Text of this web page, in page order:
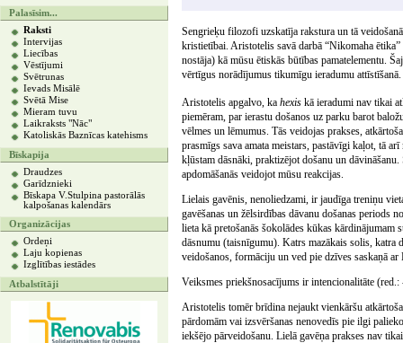
Palasīsim...
Raksti
Intervijas
Liecības
Vēstījumi
Svētrunas
Ievads Misālē
Svētā Mise
Mieram tuvu
Laikraksts "Nāc"
Katoliskās Baznīcas katehisms
Bīskapija
Draudzes
Garīdznieki
Bīskapa V.Stulpina pastorālās
kalpošanas kalendārs
Organizācijas
Ordeņi
Laju kopienas
Izglītības iestādes
Atbalstītāji
Sengrieķu filozofi uzskatīja rakstura un tā
kristietībai. Aristotelis savā darbā “Nikomaha
nostāja) kā mūsu ētiskās būtības pamatelementu.
vērtīgus norādījumus tikumīgu ieradumu attīstīšanā.
Aristotelis apgalvo, ka hexis kā ieradumi nav tikai
piemēram, par ierastu došanos uz parku barot
vēlmes un lēmumus. Tās veidojas prakses,
prasmīgs sava amata meistars, pastāvīgi kaļot, tā
kļūstam dāsnāki, praktizējot došanu un
apdomāšanās veidojot mūsu reakcijas.
Lielais gavēnis, nenoliedzami, ir jaudīga treniņu
gavēšanas un žēlsirdības dāvanu došanas periods
lieta kā pretošanās šokolādes kūkas
dāsnumu (taisnīgumu). Katrs mazākais solis, katra
veidošanos, formāciju un ved pie dzīves saskaņā
Veiksmes priekšnosacījums ir intencionalitāte
Aristotelis tomēr brīdina nejaukt vienkāršu
pārdomām vai izsvēršanas nenovedīs pie ilgi
iekšējo pārveidošanu. Lielā gavēņa prakses nav